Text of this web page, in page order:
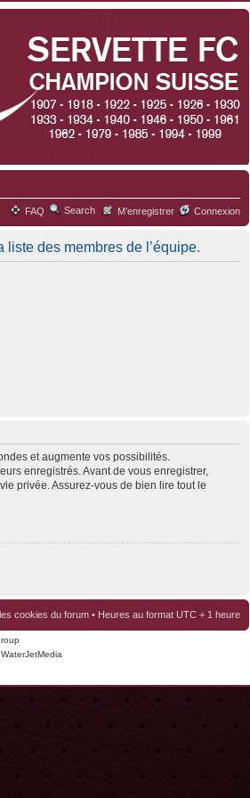
FAQ Search M’enregistrer Connexion
liste des membres de l’équipe.
et augmente vos possibilités.
enregistrés. Avant de vous enregistrer,
privée. Assurez-vous de bien lire tout le
cookies du forum • Heures au format UTC + 1 heure